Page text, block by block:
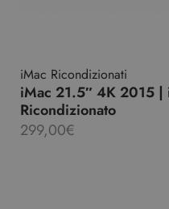
iMac Ricondizionati
iMac 21.5″ 4K 2015
Ricondizionato
299,00€